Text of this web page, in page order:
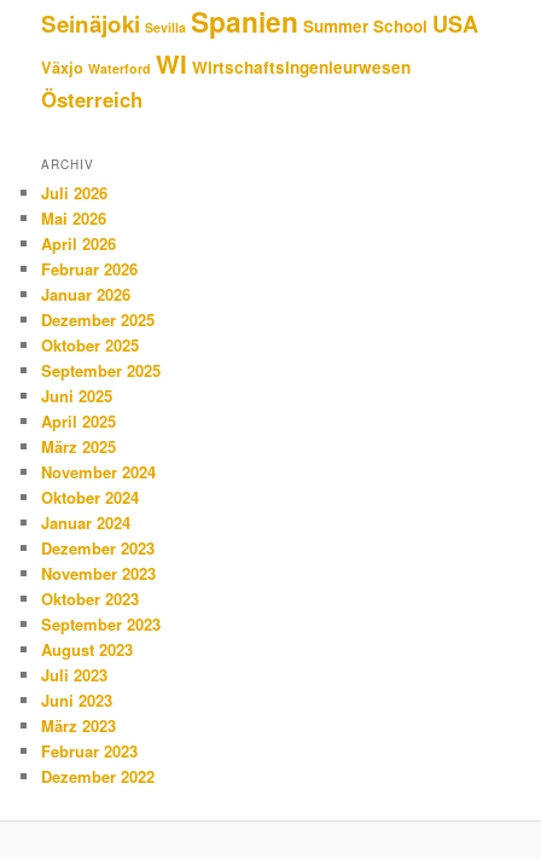
Seinäjoki Sevilla Spanien Summer School USA
Växjo Waterford WI Wirtschaftsingenieurwesen
Österreich
ARCHIV
Juli 2026
Mai 2026
April 2026
Februar 2026
Januar 2026
Dezember 2025
Oktober 2025
September 2025
Juni 2025
April 2025
März 2025
November 2024
Oktober 2024
Januar 2024
Dezember 2023
November 2023
Oktober 2023
September 2023
August 2023
Juli 2023
Juni 2023
März 2023
Februar 2023
Dezember 2022